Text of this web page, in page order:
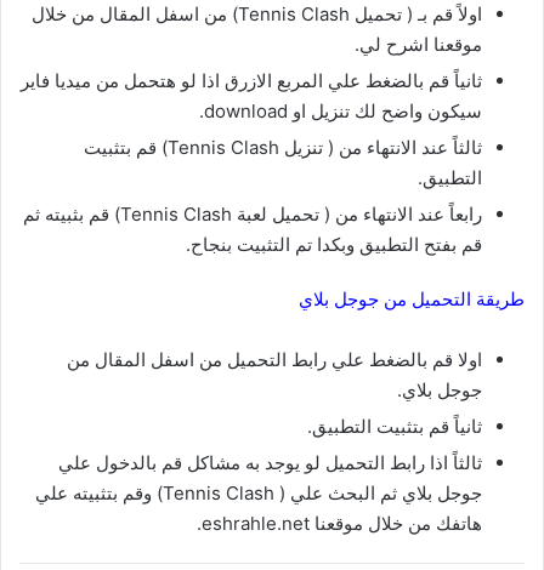
اولاً قم بـ ( تحميل Tennis Clash) من اسفل المقال من خلال
موقعنا اشرح لي.
ثانياً قم بالضغط علي المربع الازرق اذا لو هتحمل من ميديا فاير
سيكون واضح لك تنزيل او download.
ثالثاً عند الانتهاء من ( تنزيل Tennis Clash) قم بتثبيت
التطبيق.
رابعاً عند الانتهاء من ( تحميل لعبة Tennis Clash) قم بثبيته ثم
قم بفتح التطبيق وبكدا تم التثبيت بنجاح.
طريقة التحميل من جوجل بلاي
اولا قم بالضغط علي رابط التحميل من اسفل المقال من
جوجل بلاي.
ثانياً قم بتثبيت التطبيق.
ثالثاً اذا رابط التحميل لو يوجد به مشاكل قم بالدخول علي
جوجل بلاي ثم البحث علي ( Tennis Clash) وقم بتثبيته علي
هاتفك من خلال موقعنا eshrahle.net.